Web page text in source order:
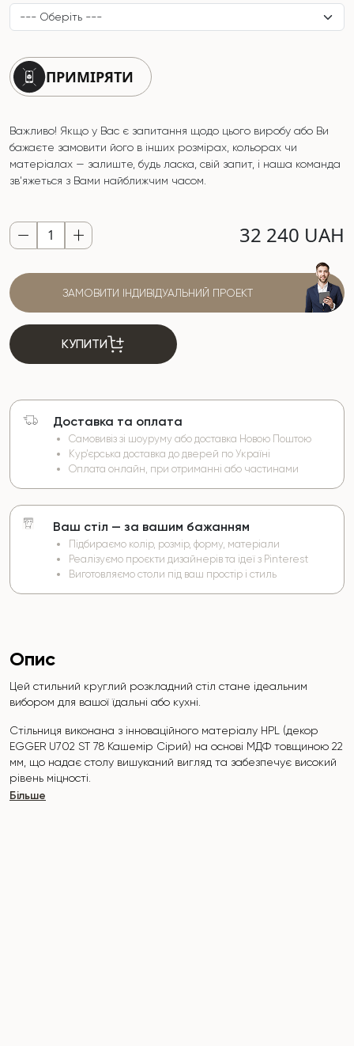
ПРИМІРЯТИ
Важливо! Якщо у Вас є запитання щодо цього виробу або Ви
бажаєте замовити його в інших розмірах, кольорах чи
матеріалах — залиште, будь ласка, свій запит, і наша команда
зв'яжеться з Вами найближчим часом.
32 240 UAH
ЗАМОВИТИ ІНДИВІДУАЛЬНИЙ ПРОЕКТ
КУПИТИ
Доставка та оплата
Самовивіз зі шоуруму або доставка Новою Поштою
Кур’єрська доставка до дверей по Україні
Оплата онлайн, при отриманні або частинами
Ваш стіл — за вашим бажанням
Підбираємо колір, розмір, форму, матеріали
Реалізуємо проєкти дизайнерів та ідеї з Pinterest
Виготовляємо столи під ваш простір і стиль
Опис
Цей стильний круглий розкладний стіл стане ідеальним
вибором для вашої їдальні або кухні.
Стільниця виконана з інноваційного матеріалу HPL (декор
EGGER U702 ST 78 Кашемір Сірий) на основі МДФ товщиною 22
мм, що надає столу вишуканий вигляд та забезпечує високий
рівень міцності.
Більше